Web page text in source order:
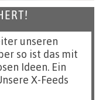
unseren
so ist das mit
Ideen. Ein
X-Feeds